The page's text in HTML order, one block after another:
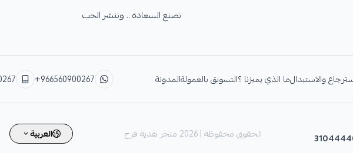
نصنع السعادة .. وننشر الحب
والاستبدالما الذي يميزنا ؟التسويق بالعمولةالمدونة +966560900267
الحقوق محفوظة | 2026 متجر هدية فرح العربية